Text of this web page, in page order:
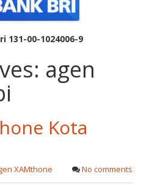
131-00-1024006-9
agen
Kota
XAMthone No comments